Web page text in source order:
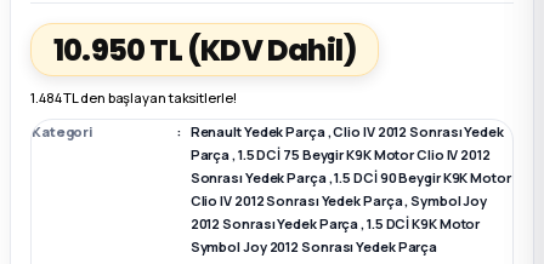
Megane E-TECH Yedek Parça
Parça 10.950 TL(KDV Dahil)
1.484 TL den başlayan taksitlerle!
Kategori
Renault Yedek Parça,Clio IV 2012 Sonrası Yedek
Parça,1.5 DCİ 75 Beygir K9K Motor Clio IV 2012
Sonrası Yedek Parça,1.5 DCİ 90 Beygir K9K Motor
Clio IV 2012 Sonrası Yedek Parça,Symbol Joy
2012 Sonrası Yedek Parça,1.5 DCİ K9K Motor
Symbol Joy 2012 Sonrası Yedek Parça